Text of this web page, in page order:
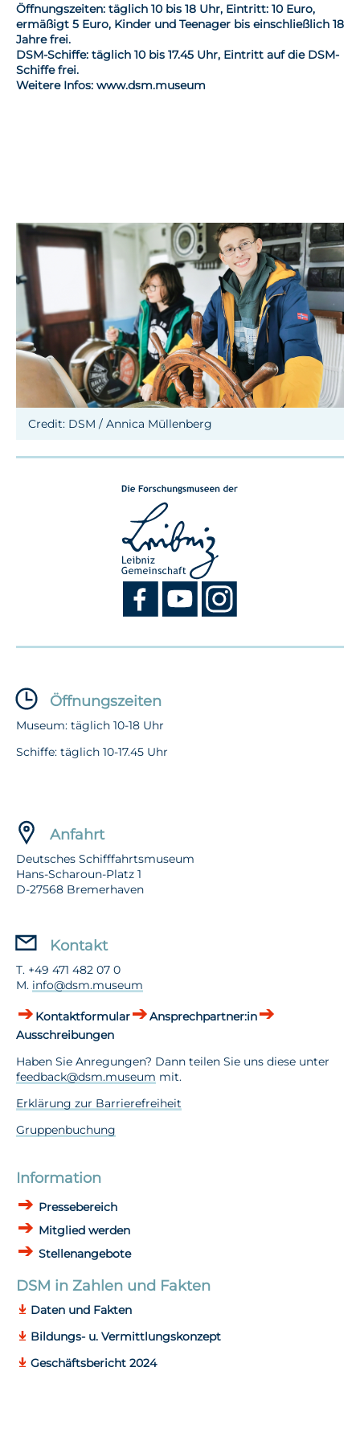
Öffnungszeiten: täglich 10 bis 18 Uhr, Eintritt: 10 Euro,
ermäßigt 5 Euro, Kinder und Teenager bis einschließlich 18
Jahre frei.
DSM-Schiffe: täglich 10 bis 17.45 Uhr, Eintritt auf die DSM-
Schiffe frei.
Weitere Infos: www.dsm.museum
Credit: DSM / Annica Müllenberg
Öffnungszeiten
Museum: täglich 10-18 Uhr
Schiffe: täglich 10-17.45 Uhr
Anfahrt
Deutsches Schifffahrtsmuseum
Hans-Scharoun-Platz 1
D-27568 Bremerhaven
Kontakt
T. +49 471 482 07 0
M. info@dsm.museum
Kontaktformular
Ansprechpartner:in
Ausschreibungen
Haben Sie Anregungen? Dann teilen Sie uns diese unter
feedback@dsm.museum mit.
Erklärung zur Barrierefreiheit
Gruppenbuchung
Information
Pressebereich
Mitglied werden
Stellenangebote
DSM in Zahlen und Fakten
Daten und Fakten
Bildungs- u. Vermittlungskonzept
Geschäftsbericht 2024